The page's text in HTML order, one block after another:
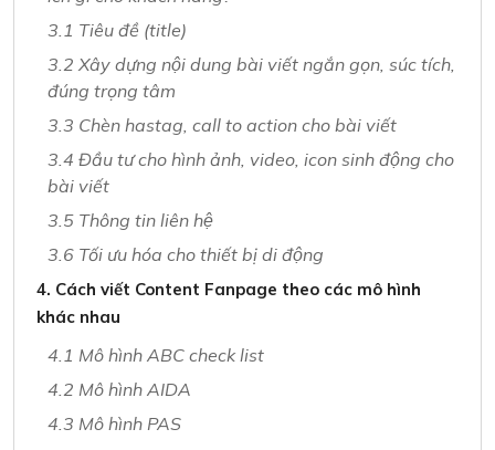
3.1 Tiêu đề (title)
3.2 Xây dựng nội dung bài viết ngắn gọn, súc tích,
đúng trọng tâm
3.3 Chèn hastag, call to action cho bài viết
3.4 Đầu tư cho hình ảnh, video, icon sinh động cho
bài viết
3.5 Thông tin liên hệ
3.6 Tối ưu hóa cho thiết bị di động
4. Cách viết Content Fanpage theo các mô hình
khác nhau
4.1 Mô hình ABC check list
4.2 Mô hình AIDA
4.3 Mô hình PAS